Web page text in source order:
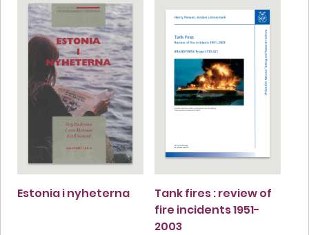
Estonia i nyheterna
Tank fires : review of
fire incidents 1951-
2003